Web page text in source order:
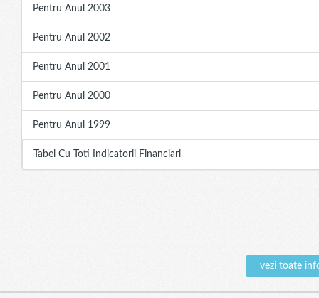
Pentru Anul 2003
Pentru Anul 2002
Pentru Anul 2001
Pentru Anul 2000
Pentru Anul 1999
Tabel Cu Toti Indicatorii Financiari
vezi toate